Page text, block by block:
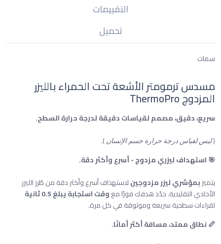
التقييمات
تحميل
سمات
مسدس ترمومتر الأشعة تحت الحمراء بالليزر
المزدوج ThermoPro
سريع، دقيق، مصمم لقياسات دقيقة لدرجة حرارة السطح.
(ليس لقياس درجة حرارة جسم الإنسان ).
🎯 استهداف ليزري مزدوج - أسرع وأكثر دقة.
يتميزبمؤشري ليزر مزدوجينلاستهداف أسرع وأكثر دقة من طُرز الليزر
الأحادي التقليدية. حدّد هدفك فورًا معوقت استجابة يبلغ 0.5 ثانية
لقراءات سطحية سريعة وموثوقة في كل مرة.
📏 نطاق ممتد، مسافة أكثر أمانًا.